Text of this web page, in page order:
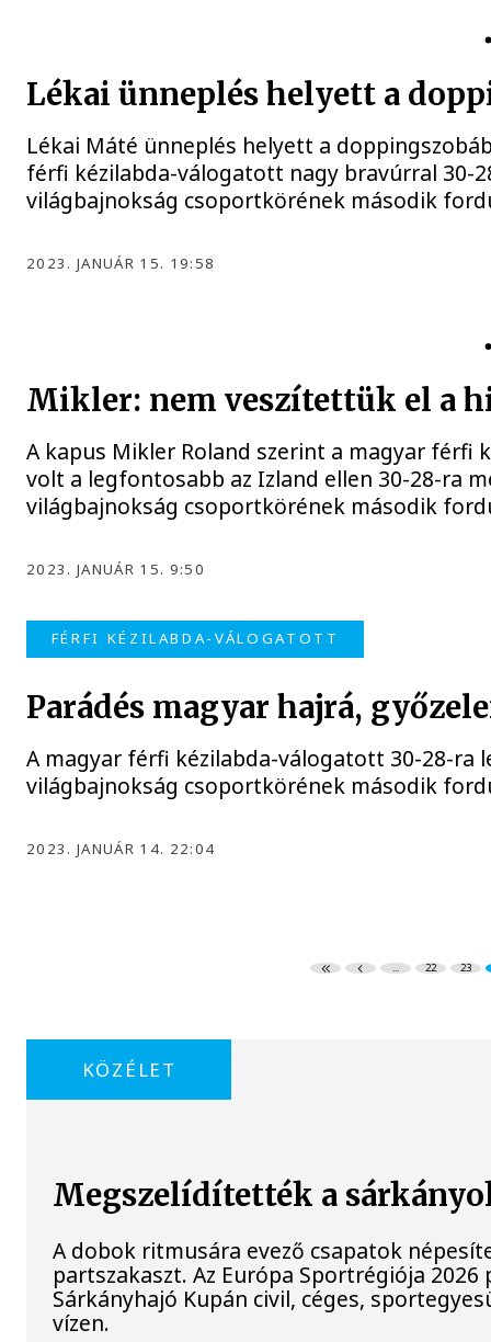
Lékai ünneplés helyett a
Lékai Máté ünneplés helyett a
férfi kézilabda-válogatott nagy bravúrral 30-
világbajnokság csoportkörének második
2023. JANUÁR 15. 19:58
Mikler: nem veszítettük el a
A kapus Mikler Roland szerint a magyar
volt a legfontosabb az Izland ellen 30-28-ra
világbajnokság csoportkörének második
2023. JANUÁR 15. 9:50
FÉRFI KÉZILABDA-VÁLOGATOTT
Parádés magyar hajrá,
A magyar férfi kézilabda-válogatott 30-28-ra
világbajnokság csoportkörének második
2023. JANUÁR 14. 22:04
... 22 23
KÖZÉLET
Megszelídítették a
A dobok ritmusára evező csapatok
partszakaszt. Az Európa Sportrégiója
Sárkányhajó Kupán civil, céges,
vízen.